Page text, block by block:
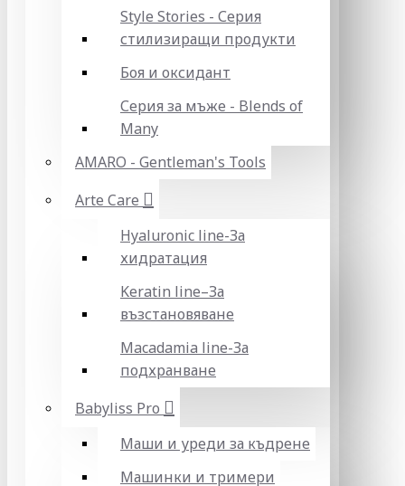
Style Stories - Серия
стилизиращи продукти
Боя и оксидант
Серия за мъже - Blends of
Many
AMARO - Gentleman's Tools
Arte Care
Hyaluronic line-За
хидратация
Keratin line–За
възстановяване
Macadamia line-За
подхранване
Babyliss Pro
Маши и уреди за къдрене
Машинки и тримери